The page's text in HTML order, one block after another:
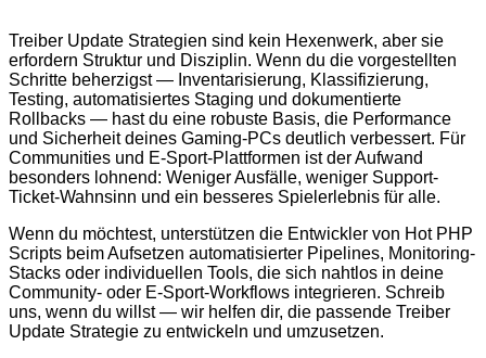
Treiber Update Strategien sind kein Hexenwerk, aber sie
erfordern Struktur und Disziplin. Wenn du die vorgestellten
Schritte beherzigst — Inventarisierung, Klassifizierung,
Testing, automatisiertes Staging und dokumentierte
Rollbacks — hast du eine robuste Basis, die Performance
und Sicherheit deines Gaming-PCs deutlich verbessert. Für
Communities und E-Sport-Plattformen ist der Aufwand
besonders lohnend: Weniger Ausfälle, weniger Support-
Ticket-Wahnsinn und ein besseres Spielerlebnis für alle.
Wenn du möchtest, unterstützen die Entwickler von Hot PHP
Scripts beim Aufsetzen automatisierter Pipelines, Monitoring-
Stacks oder individuellen Tools, die sich nahtlos in deine
Community- oder E-Sport-Workflows integrieren. Schreib
uns, wenn du willst — wir helfen dir, die passende Treiber
Update Strategie zu entwickeln und umzusetzen.